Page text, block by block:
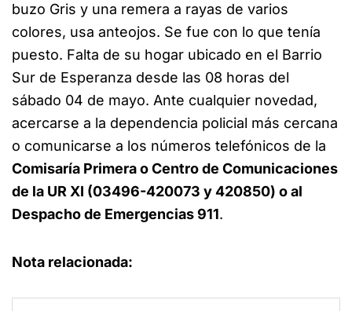
buzo Gris y una remera a rayas de varios
colores, usa anteojos. Se fue con lo que tenía
puesto. Falta de su hogar ubicado en el Barrio
Sur de Esperanza desde las 08 horas del
sábado 04 de mayo. Ante cualquier novedad,
acercarse a la dependencia policial más cercana
o comunicarse a los números telefónicos de la
Comisaría Primera o Centro de Comunicaciones
de la UR XI (03496-420073 y 420850) o al
Despacho de Emergencias 911.
Nota relacionada: